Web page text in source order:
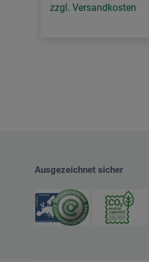
zzgl. Versandkosten
Ausgezeichnet sicher